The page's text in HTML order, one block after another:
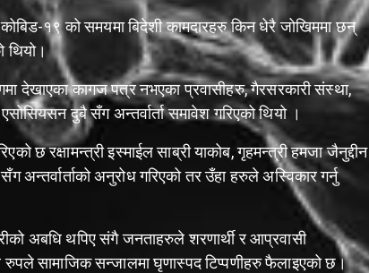
१९ को समयमा बिदेशी कामदारहरु किन धेरै जोखिममा छन्
थियो।
देखाएका कागज पत्र नभएका प्रवासीहरु, गैरसरकारी संस्था,
दुबै सँग अन्तर्वार्ता समावेश गरिएको थियो ।
छ रक्षामन्त्री इस्माईल साब्री याकोब, गृहमन्त्री हमजा जैनुद्दीन
अन्तर्वार्ताको अनुरोध गरिएको तर उँहा हरुले अस्विकार गर्नु
अबधि थपिए संगै जनताहरुले शरणार्थी र आप्रवासी
रुपले सामाजिक सन्जालमा घृणास्पद टिप्पणीहरु फैलाइएको छ।